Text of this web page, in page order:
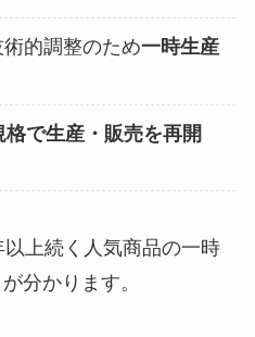
的調整のため一時生産
格で生産・販売を再開
上続く人気商品の一時
分かります。